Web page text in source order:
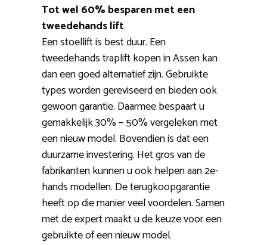
Tot wel 60% besparen met een
tweedehands lift
Een stoellift is best duur. Een
tweedehands traplift kopen in Assen kan
dan een goed alternatief zijn. Gebruikte
types worden gereviseerd en bieden ook
gewoon garantie. Daarmee bespaart u
gemakkelijk 30% – 50% vergeleken met
een nieuw model. Bovendien is dat een
duurzame investering. Het gros van de
fabrikanten kunnen u ook helpen aan 2e-
hands modellen. De terugkoopgarantie
heeft op die manier veel voordelen. Samen
met de expert maakt u de keuze voor een
gebruikte of een nieuw model.